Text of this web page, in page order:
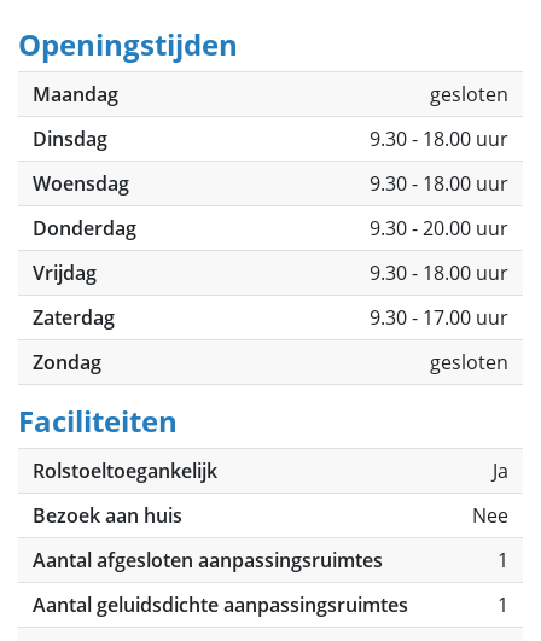
Openingstijden
Maandag
gesloten
Dinsdag
9.30 - 18.00 uur
Woensdag
9.30 - 18.00 uur
Donderdag
9.30 - 20.00 uur
Vrijdag
9.30 - 18.00 uur
Zaterdag
9.30 - 17.00 uur
Zondag
gesloten
Faciliteiten
Rolstoeltoegankelijk
Ja
Bezoek aan huis
Nee
Aantal afgesloten aanpassingsruimtes
1
Aantal geluidsdichte aanpassingsruimtes
1